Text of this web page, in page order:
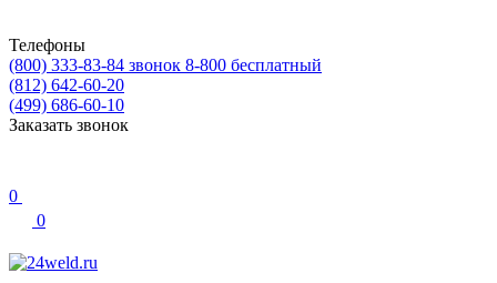
Телефоны
(800) 333-83-84 звонок 8-800 бесплатный
(812) 642-60-20
(499) 686-60-10
Заказать звонок
0
0